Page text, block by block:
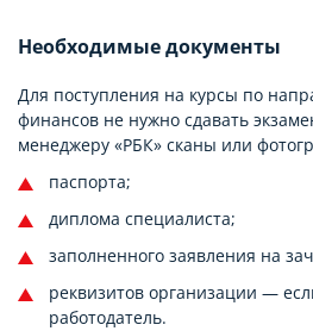
Необходимые документы
Для поступления на курсы по
финансов не нужно сдавать
менеджеру «РБК» сканы или
паспорта;
диплома специалиста;
заполненного заявления на
реквизитов организации —
работодатель.